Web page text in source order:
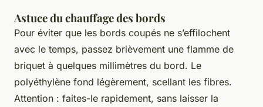
Astuce du chauffage des bords
Pour éviter que les bords coupés ne s’effilochent
avec le temps, passez brièvement une flamme de
briquet à quelques millimètres du bord. Le
polyéthylène fond légèrement, scellant les fibres.
Attention : faites-le rapidement, sans laisser la